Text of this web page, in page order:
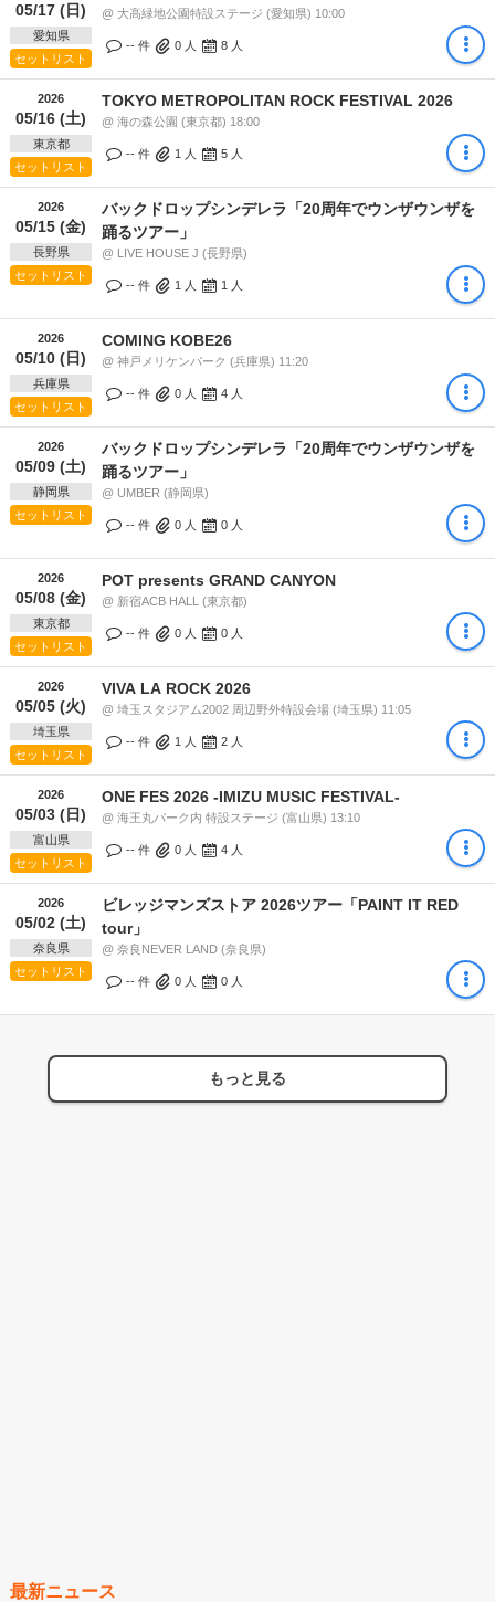
05/17 (日)
愛知県
セットリスト
@ 大高緑地公園特設ステージ (愛知県) 10:00
-- 件 0 人 8 人
2026
05/16 (土)
東京都
セットリスト
TOKYO METROPOLITAN ROCK FESTIVAL 2026
@ 海の森公園 (東京都) 18:00
-- 件 1 人 5 人
2026
05/15 (金)
長野県
セットリスト
バックドロップシンデレラ「20周年でウンザウンザを
踊るツアー」
@ LIVE HOUSE J (長野県)
-- 件 1 人 1 人
2026
05/10 (日)
兵庫県
セットリスト
COMING KOBE26
@ 神戸メリケンパーク (兵庫県) 11:20
-- 件 0 人 4 人
2026
05/09 (土)
静岡県
セットリスト
バックドロップシンデレラ「20周年でウンザウンザを
踊るツアー」
@ UMBER (静岡県)
-- 件 0 人 0 人
2026
05/08 (金)
東京都
セットリスト
POT presents GRAND CANYON
@ 新宿ACB HALL (東京都)
-- 件 0 人 0 人
2026
05/05 (火)
埼玉県
セットリスト
VIVA LA ROCK 2026
@ 埼玉スタジアム2002 周辺野外特設会場 (埼玉県) 11:05
-- 件 1 人 2 人
2026
05/03 (日)
富山県
セットリスト
ONE FES 2026 -IMIZU MUSIC FESTIVAL-
@ 海王丸パーク内 特設ステージ (富山県) 13:10
-- 件 0 人 4 人
2026
05/02 (土)
奈良県
セットリスト
ビレッジマンズストア 2026ツアー「PAINT IT RED
tour」
@ 奈良NEVER LAND (奈良県)
-- 件 0 人 0 人
もっと見る
最新ニュース